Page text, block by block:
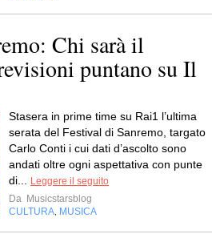
Chi sarà il
puntano su Il
Stasera in prime time su Rai1 l’ultima
serata del Festival di Sanremo, targato
Carlo Conti i cui dati d’ascolto sono
andati oltre ogni aspettativa con punte
di...
Leggere il seguito
Da Musicstarsblog
CULTURA MUSICA